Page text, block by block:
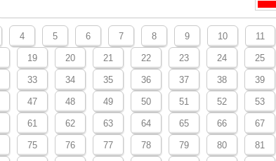
4 5 6 7 8 9 10 11
19 20 21 22 23 24 25
33 34 35 36 37 38 39
47 48 49 50 51 52 53
61 62 63 64 65 66 67
75 76 77 78 79 80 81